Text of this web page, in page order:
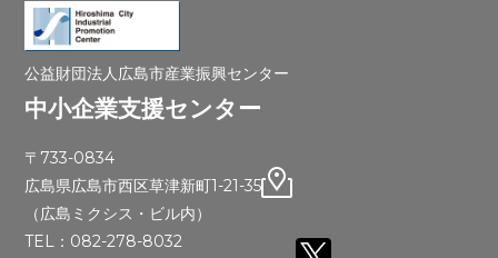
公益財団法人広島市産業振興センター
中小企業支援センター
〒733-0834
広島県広島市西区草津新町1-21-35
（広島ミクシス・ビル内）
TEL：082-278-8032